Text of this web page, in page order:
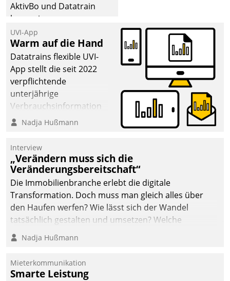
AktivBo und Datatrain
kooperieren –
Immobilienunternehmen
profitieren: Die nahtlose
Integration der Lösungen
von AktivBo und
Datatrain ermöglicht
automatisiert ausgelöste,
zielgerichtete
Mieterbefragungen – eine
starke Grundlage für
intelligente,
datengestützte
Entscheidungen.
UVI-App
Warm auf die Hand
Datatrains flexible UVI-
App stellt die seit 2022
verpflichtende
unterjährige
Verbrauchsinformation
schnell, zuverlässig und
Die monatlichen
Mitteilungen zum
Heizungs- und
Wasserverbrauch gehen
automatisiert, vollständig
und auf Wunsch über
mehrere zuvor
Kommunikationswege bei
Nadja Hußmann
Interview
„Verändern muss sich die
Veränderungsbereitschaft“
Die Immobilienbranche erlebt die digitale
Transformation. Doch muss man gleich alles über
den Haufen werfen? Wie lässt sich der Wandel
tatsächlich gestalten und umsetzen? Welche
Argumente zählen wirklich?
Nadja Hußmann
Mieterkommunikation
Smarte Leistung